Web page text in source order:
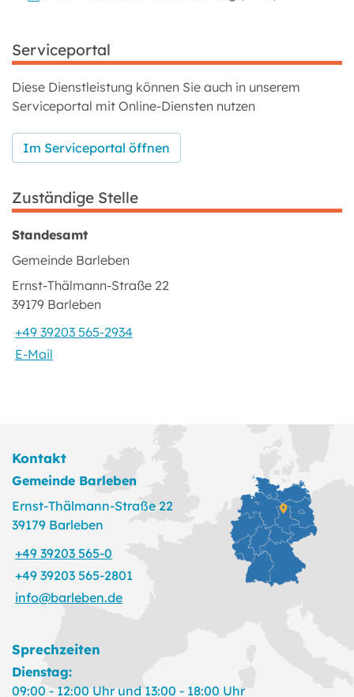
Serviceportal
Diese Dienstleistung können Sie auch in unserem
Serviceportal mit Online-Diensten nutzen
Im Serviceportal öffnen
Zuständige Stelle
Standesamt
Gemeinde Barleben
Ernst-Thälmann-Straße 22
39179 Barleben
+49 39203 565-2934
E-Mail
Kontakt
Gemeinde Barleben
Ernst-Thälmann-Straße 22
39179 Barleben
+49 39203 565-0
+49 39203 565-2801
info@barleben.de
Sprechzeiten
Dienstag:
09:00 - 12:00 Uhr und 13:00 - 18:00 Uhr